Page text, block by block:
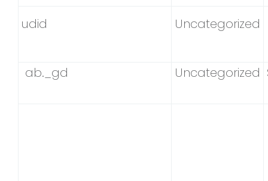
udid Uncategorized
ab._gd Uncategorized